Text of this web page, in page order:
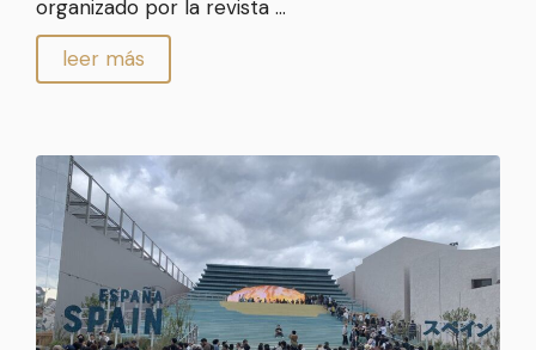
organizado por la revista …
leer más